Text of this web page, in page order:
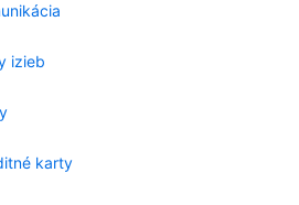
izieb
karty